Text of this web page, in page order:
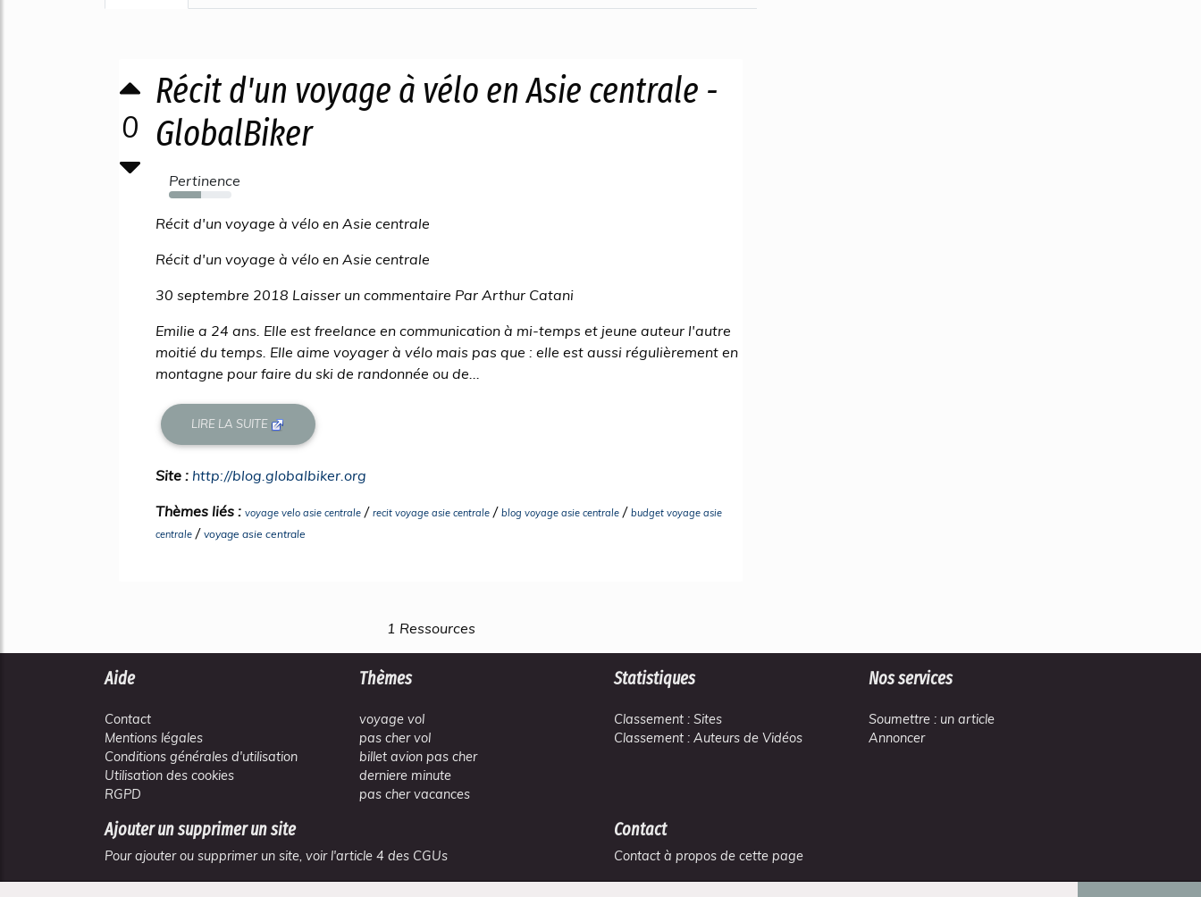
0
Récit d'un voyage à vélo en Asie centrale -
GlobalBiker
Pertinence
51%
Récit d'un voyage à vélo en Asie centrale
Récit d'un voyage à vélo en Asie centrale
30 septembre 2018 Laisser un commentaire Par Arthur Catani
Emilie a 24 ans. Elle est freelance en communication à mi-temps et jeune auteur l'autre
moitié du temps. Elle aime voyager à vélo mais pas que : elle est aussi régulièrement en
montagne pour faire du ski de randonnée ou de...
LIRE LA SUITE
Site : http://blog.globalbiker.org
Thèmes liés : voyage velo asie centrale / recit voyage asie centrale / blog voyage asie centrale / budget voyage asie
centrale / voyage asie centrale
1 Ressources
Aide
Contact
Mentions légales
Conditions générales d'utilisation
Utilisation des cookies
RGPD
Thèmes
voyage vol
pas cher vol
billet avion pas cher
derniere minute
pas cher vacances
Statistiques
Classement : Sites
Classement : Auteurs de Vidéos
Nos services
Soumettre : un article
Annoncer
Ajouter un supprimer un site
Pour ajouter ou supprimer un site, voir l'article 4 des CGUs
Contact
Contact à propos de cette page